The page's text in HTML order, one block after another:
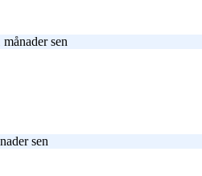
månader sen
sen